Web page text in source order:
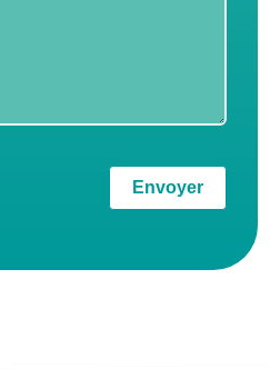
Envoyer